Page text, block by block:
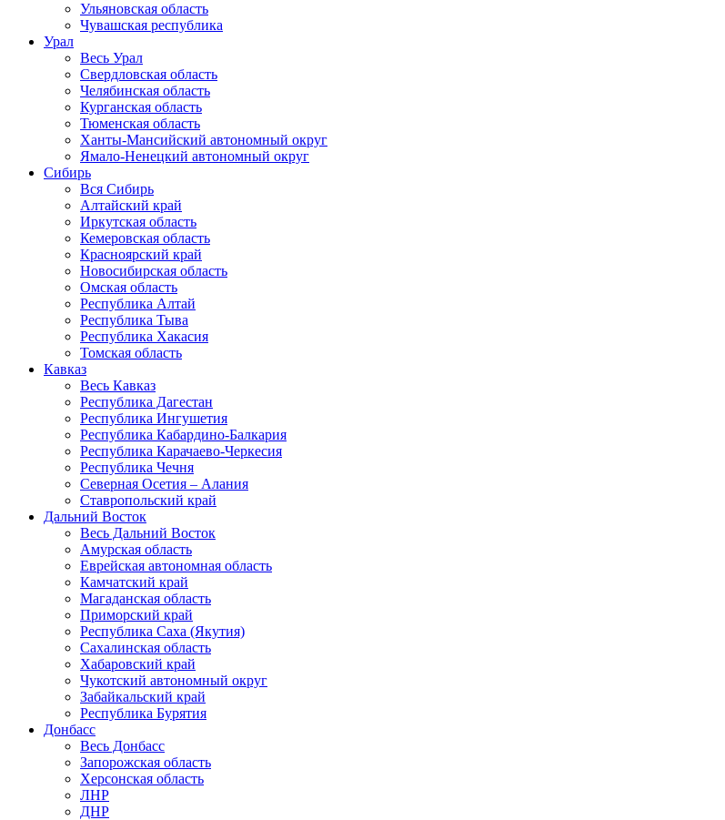
Ульяновская область
Чувашская республика
Урал
Весь Урал
Свердловская область
Челябинская область
Курганская область
Тюменская область
Ханты-Мансийский автономный округ
Ямало-Ненецкий автономный округ
Сибирь
Вся Сибирь
Алтайский край
Иркутская область
Кемеровская область
Красноярский край
Новосибирская область
Омская область
Республика Алтай
Республика Тыва
Республика Хакасия
Томская область
Кавказ
Весь Кавказ
Республика Дагестан
Республика Ингушетия
Республика Кабардино-Балкария
Республика Карачаево-Черкесия
Республика Чечня
Северная Осетия – Алания
Ставропольский край
Дальний Восток
Весь Дальний Восток
Амурская область
Еврейская автономная область
Камчатский край
Магаданская область
Приморский край
Республика Саха (Якутия)
Сахалинская область
Хабаровский край
Чукотский автономный округ
Забайкальский край
Республика Бурятия
Донбасс
Весь Донбасс
Запорожская область
Херсонская область
ЛНР
ДНР